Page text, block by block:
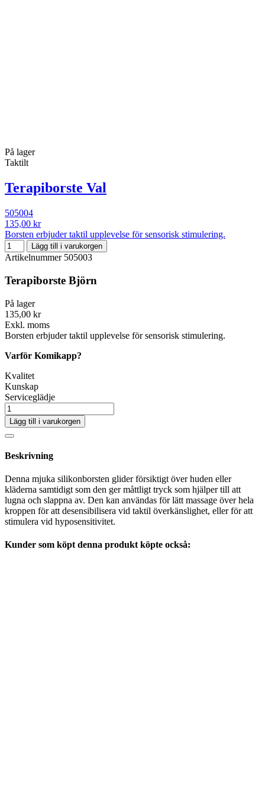
På lager
Taktilt
Terapiborste Val
505004
135,00 kr
Borsten erbjuder taktil upplevelse för sensorisk stimulering.
Lägg till i varukorgen
Artikelnummer 505003
Terapiborste Björn
På lager
135,00 kr
Exkl. moms
Borsten erbjuder taktil upplevelse för sensorisk stimulering.
Varför Komikapp?
Kvalitet
Kunskap
Serviceglädje
Lägg till i varukorgen
Beskrivning
Denna mjuka silikonborsten glider försiktigt över huden eller
kläderna samtidigt som den ger måttligt tryck som hjälper till att
lugna och slappna av. Den kan användas för lätt massage över hela
kroppen för att desensibilisera vid taktil överkänslighet, eller för att
stimulera vid hyposensitivitet.
Kunder som köpt denna produkt köpte också: